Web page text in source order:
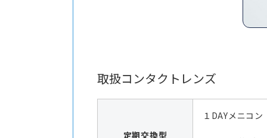
取扱コンタクトレンズ
定期交換型
１DAYメニコ